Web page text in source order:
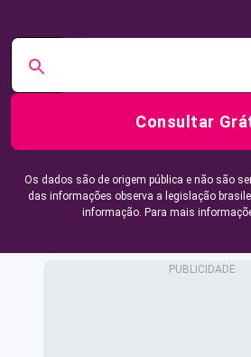
Consultar
Os dados são de origem pública e não são
das informações observa a legislação
informação. Para mais